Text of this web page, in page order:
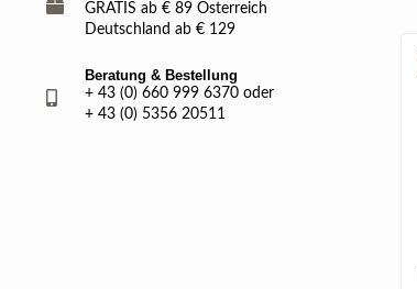
GRATIS ab € 89 Österreich
Deutschland ab € 129
Beratung & Bestellung
+ 43 (0) 660 999 6370 oder
+ 43 (0) 5356 20511